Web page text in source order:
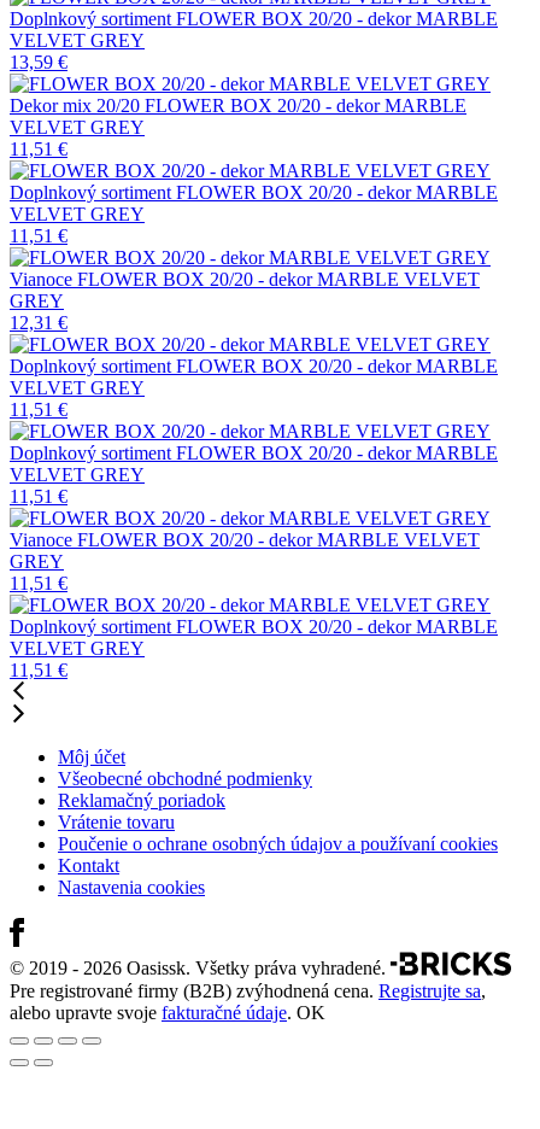
Doplnkový sortiment FLOWER BOX 20/20 - dekor MARBLE
VELVET GREY
13,59 €
Dekor mix 20/20 FLOWER BOX 20/20 - dekor MARBLE
VELVET GREY
11,51 €
Doplnkový sortiment FLOWER BOX 20/20 - dekor MARBLE
VELVET GREY
11,51 €
Vianoce FLOWER BOX 20/20 - dekor MARBLE VELVET
GREY
12,31 €
Doplnkový sortiment FLOWER BOX 20/20 - dekor MARBLE
VELVET GREY
11,51 €
Doplnkový sortiment FLOWER BOX 20/20 - dekor MARBLE
VELVET GREY
11,51 €
Vianoce FLOWER BOX 20/20 - dekor MARBLE VELVET
GREY
11,51 €
Doplnkový sortiment FLOWER BOX 20/20 - dekor MARBLE
VELVET GREY
11,51 €
Môj účet
Všeobecné obchodné podmienky
Reklamačný poriadok
Vrátenie tovaru
Poučenie o ochrane osobných údajov a používaní cookies
Kontakt
Nastavenia cookies
© 2019 - 2026 Oasissk. Všetky práva vyhradené.
Pre registrované firmy (B2B) zvýhodnená cena. Registrujte sa,
alebo upravte svoje fakturačné údaje. OK